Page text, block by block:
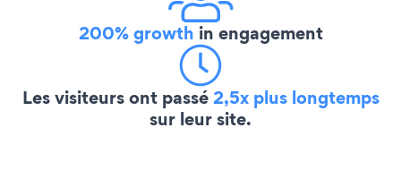
200% growth in engagement
Les visiteurs ont passé2,5x plus longtemps
sur leur site.